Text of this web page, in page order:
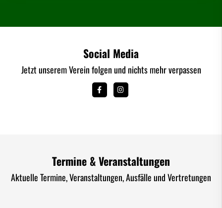
Social Media
Jetzt unserem Verein folgen und nichts mehr verpassen
Termine & Veranstaltungen
Aktuelle Termine, Veranstaltungen, Ausfälle und Vertretungen